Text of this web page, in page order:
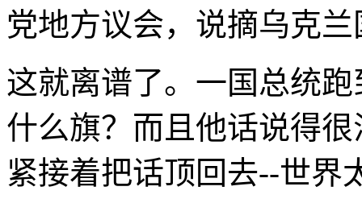
党地方议会，说摘乌克
这就离谱了。一国总统
什么旗？而且他话说得
紧接着把话顶回去--世界